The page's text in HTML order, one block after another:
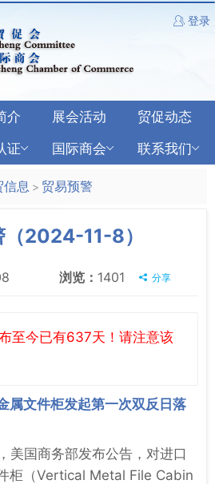
登录
介 展会活动
贸促动态
证 国际商会 联系我们
信息 > 贸易预警
（2024-11-8）
浏览： 1401 分享
至今已有637天！请注意该
属文件柜发起第一次双反日落
美国商务部发布公告，对进口
柜（Vertical Metal File Cabin